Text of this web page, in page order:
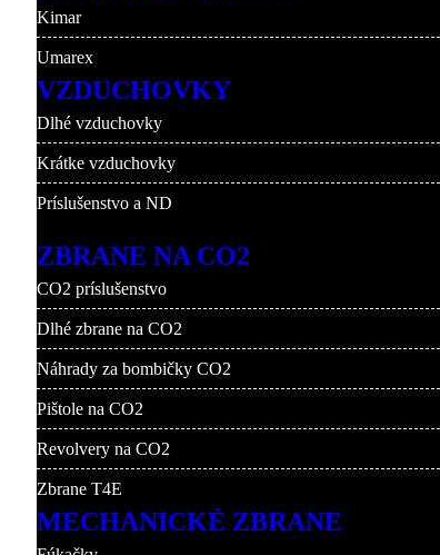
Kimar
Umarex
VZDUCHOVKY
Dlhé vzduchovky
Krátke vzduchovky
Príslušenstvo a ND
ZBRANE NA CO2
CO2 príslušenstvo
Dlhé zbrane na CO2
Náhrady za bombičky CO2
Pištole na CO2
Revolvery na CO2
Zbrane T4E
MECHANICKÉ ZBRANE